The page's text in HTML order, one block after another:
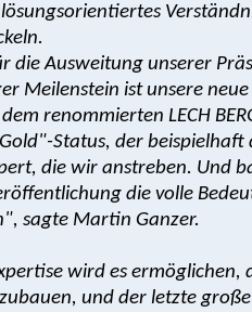
die Ausweitung unserer
Meilenstein ist unsere neue
renommierten LECH
Status, der beispielhaft
die wir anstreben. Und
die volle
sagte Martin Ganzer.
wird es ermöglichen,
und der letzte